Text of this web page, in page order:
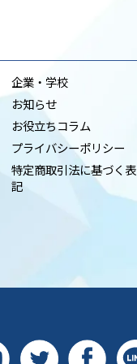
企業・学校
お知らせ
お役立ちコラム
プライバシーポリシー
特定商取引法に基づく表
記